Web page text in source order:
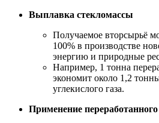
Выплавка стекломассы
Получаемое вторсырьё
100% в производстве
энергию и природные
Например, 1 тонна
экономит около 1,2
углекислого газа.
Применение переработанного